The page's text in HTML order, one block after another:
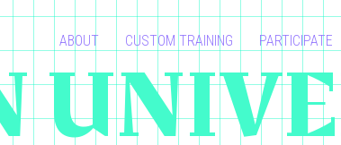
ABOUT CUSTOM TRAINING PARTICIPATE